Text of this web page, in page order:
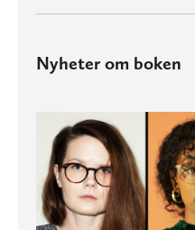
Nyheter om boken